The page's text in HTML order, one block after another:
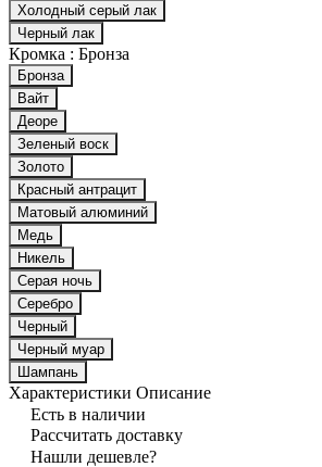
Холодный серый лак
Черный лак
Кромка : Бронза
Бронза
Вайт
Деоре
Зеленый воск
Золото
Красный антрацит
Матовый алюминий
Медь
Никель
Серая ночь
Серебро
Черный
Черный муар
Шампань
Характеристики Описание
Есть в наличии
Рассчитать доставку
Нашли дешевле?